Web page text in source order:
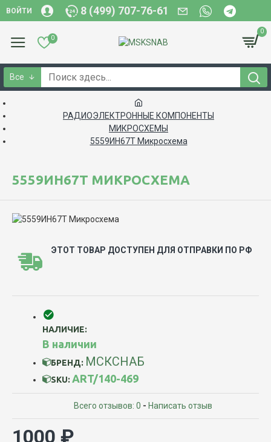
ВОЙТИ 8 (499) 707-76-61
0
0
Все
РАДИОЭЛЕКТРОННЫЕ КОМПОНЕНТЫ
МИКРОСХЕМЫ
5559ИН67Т Микросхема
5559ИН67Т МИКРОСХЕМА
ЭТОТ ТОВАР ДОСТУПЕН ДЛЯ ОТПРАВКИ ПО РФ
НАЛИЧИЕ:
В наличии
БРЕНД: МСКСНАБ
SKU: ART/140-469
Всего отзывов: 0 - Написать отзыв
1000 ₽